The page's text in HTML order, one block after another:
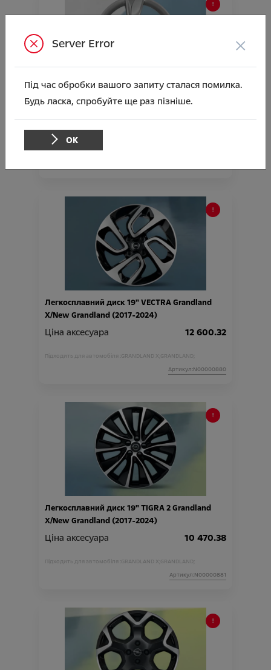
Легкосплавний диск 18" OMEGA Grandland
X/New Grandland (2017-2024)
Ціна аксесуара
Підходить для автомобіля :
Легкосплавний диск 19" VECTRA Grandland
X/New Grandland (2017-2024)
Ціна аксесуара 12 600.32
Підходить для автомобіля : GRANDLAND X; GRANDLAND;
Артикул:N00000880
Легкосплавний диск 19" TIGRA 2 Grandland
X/New Grandland (2017-2024)
Ціна аксесуара 10 470.38
Підходить для автомобіля : GRANDLAND X; GRANDLAND;
Артикул:N00000881
Server Error ×
Під час обробки вашого запиту сталася помилка.
Будь ласка, спробуйте ще раз пізніше.
ОК